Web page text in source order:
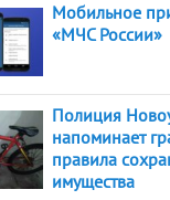
Мобильное
«МЧС России»
Полиция
напоминает
правила
имущества